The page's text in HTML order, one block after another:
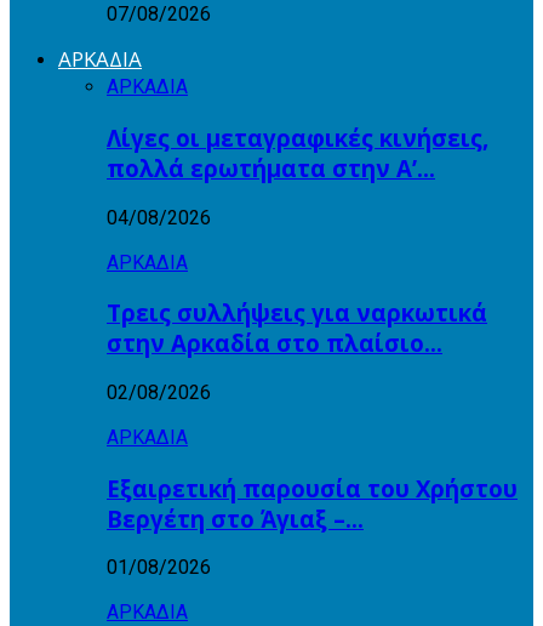
07/08/2026
ΑΡΚΑΔΙΑ
ΑΡΚΑΔΙΑ
Λίγες οι μεταγραφικές κινήσεις,
πολλά ερωτήματα στην Α’…
04/08/2026
ΑΡΚΑΔΙΑ
Τρεις συλλήψεις για ναρκωτικά
στην Αρκαδία στο πλαίσιο…
02/08/2026
ΑΡΚΑΔΙΑ
Εξαιρετική παρουσία του Χρήστου
Βεργέτη στο Άγιαξ –…
01/08/2026
ΑΡΚΑΔΙΑ